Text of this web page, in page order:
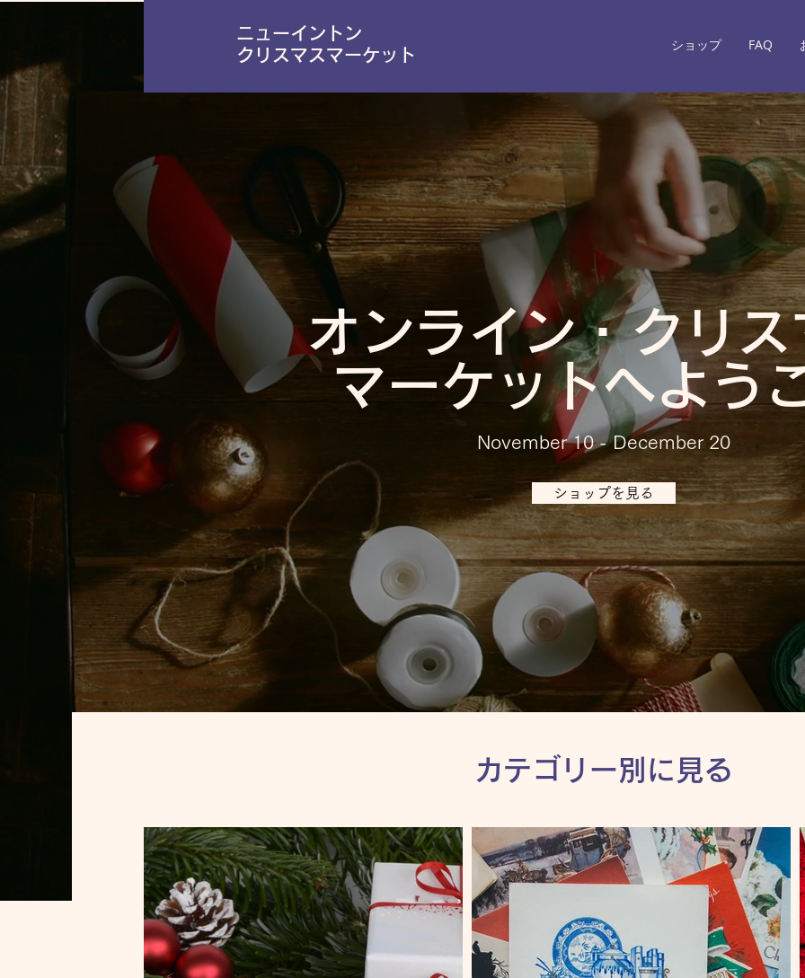
ニューイントン
クリスマスマーケット
ショップ FAQ
オンライン・クリス
マーケットへよう
November 10 - December 20
ショップを見る
カテゴリー別に見る